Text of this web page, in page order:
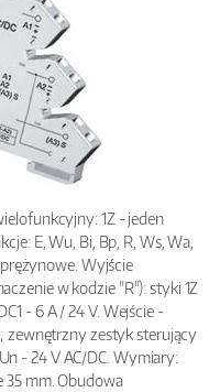
1Z - jeden
E, Wu, Bi, Bp, R, Ws, Wa,
Wyjście
w kodzie "R"): styki 1Z
- 6 A / 24 V. Wejście -
zewnętrzny zestyk sterujący
- 24 V AC/DC. Wymiary:
35 mm. Obudowa